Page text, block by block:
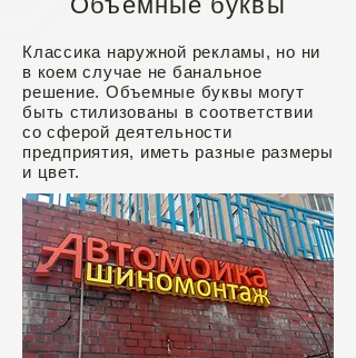
Классика наружной рекламы, но ни
в коем случае не банальное
решение. Объемные буквы могут
быть стилизованы в соответствии
со сферой деятельности
предприятия, иметь разные размеры
и цвет.